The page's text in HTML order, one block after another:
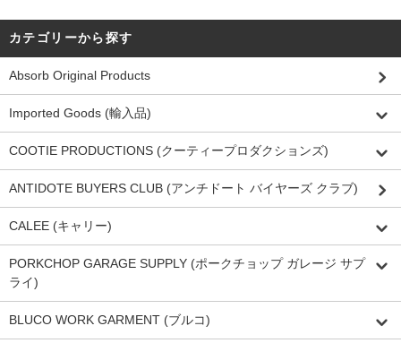
カテゴリーから探す
Absorb Original Products
Imported Goods (輸入品)
COOTIE PRODUCTIONS (クーティープロダクションズ)
ANTIDOTE BUYERS CLUB (アンチドート バイヤーズ クラブ)
CALEE (キャリー)
PORKCHOP GARAGE SUPPLY (ポークチョップ ガレージ サプ
ライ)
BLUCO WORK GARMENT (ブルコ)